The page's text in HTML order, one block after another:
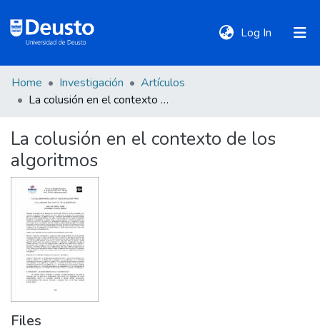
Log In (current)
DeustoTeka
Communities
&
Collections
All of DSpace
Statistics
Policies
Home Investigación
Artículos
La colusión en el contexto de los algoritmos
La colusión en el contexto de los
algoritmos
Files